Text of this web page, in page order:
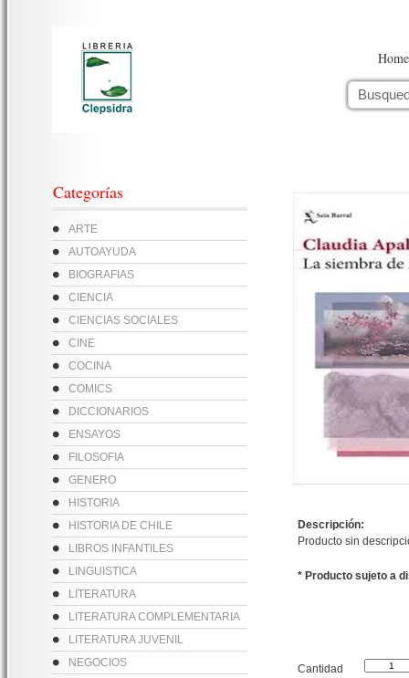
Home
Categorías
ARTE
AUTOAYUDA
BIOGRAFIAS
CIENCIA
CIENCIAS SOCIALES
CINE
COCINA
COMICS
DICCIONARIOS
ENSAYOS
FILOSOFIA
GENERO
HISTORIA
HISTORIA DE CHILE
LIBROS INFANTILES
LINGUISTICA
LITERATURA
LITERATURA COMPLEMENTARIA
LITERATURA JUVENIL
NEGOCIOS
Descripción:
Producto sin
* Producto sujeto a
Cantidad